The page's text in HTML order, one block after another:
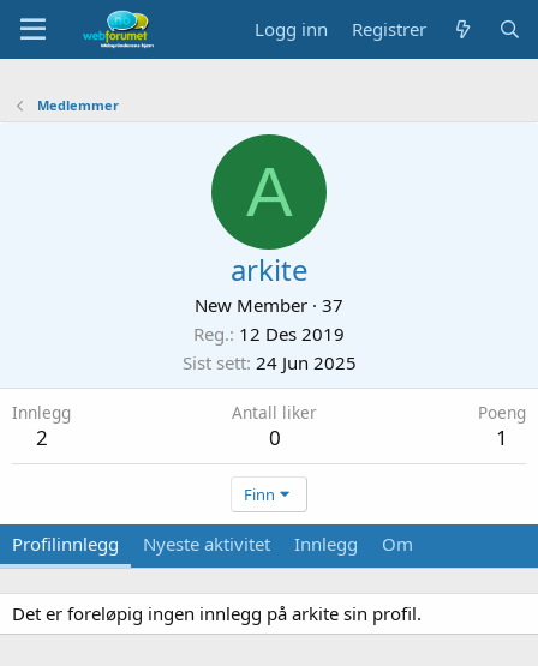
Logg inn Registrer
Medlemmer
A
arkite
New Member · 37
Reg. 12 Des 2019
Sist sett 24 Jun 2025
Innlegg
2
Antall liker
0
Poeng
1
Finn
Profilinnlegg Nyeste aktivitet Innlegg Om
Det er foreløpig ingen innlegg på arkite sin profil.